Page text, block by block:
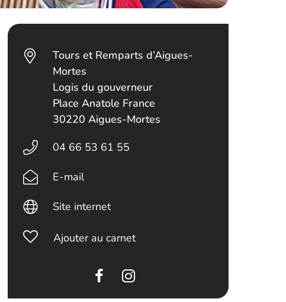
Tours et Remparts d’Aigues-
Mortes
Logis du gouverneur
Place Anatole France
30220 Aigues-Mortes
04 66 53 61 55
E-mail
Site internet
Ajouter au carnet